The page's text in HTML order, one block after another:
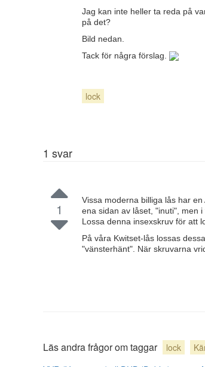
Jag kan inte heller ta reda på
på det?
Bild nedan.
Tack för några förslag.
lock
1 svar
1
Vissa moderna billiga lås har
ena sidan av låset, "inuti", men
Lossa denna insexskruv för att
På våra Kwitset-lås lossas
"vänsterhänt". När skruvarna
Läs andra frågor om taggar lock